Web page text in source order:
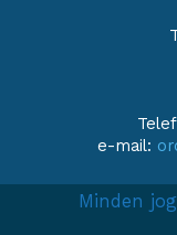
e-mail:
Minden